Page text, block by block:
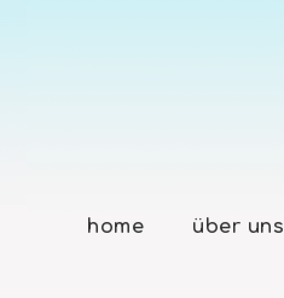
home über uns